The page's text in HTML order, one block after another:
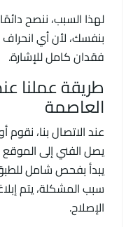
لهذا السبب، ننصح
بنفسك، لأن أي
فقدان كامل للإشارة.
طريقة عملنا
العاصمة
عند الاتصال بنا،
يصل الفني إلى الموقع
يبدأ بفحص شامل
سبب المشكلة، يتم
الإصلاح.